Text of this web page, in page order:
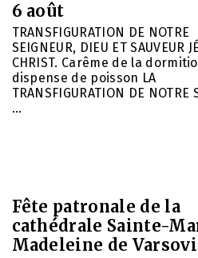
6 août
TRANSFIGURATION DE NOTRE
SEIGNEUR, DIEU ET SAUVEUR
CHRIST. Carême de la
dispense de poisson LA
TRANSFIGURATION DE NOTRE
...
Fête patronale de la
cathédrale Sainte-
Madeleine de